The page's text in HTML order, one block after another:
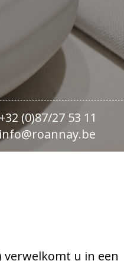
+32 (0)87/27 53 11
info@roannay.be
u in een